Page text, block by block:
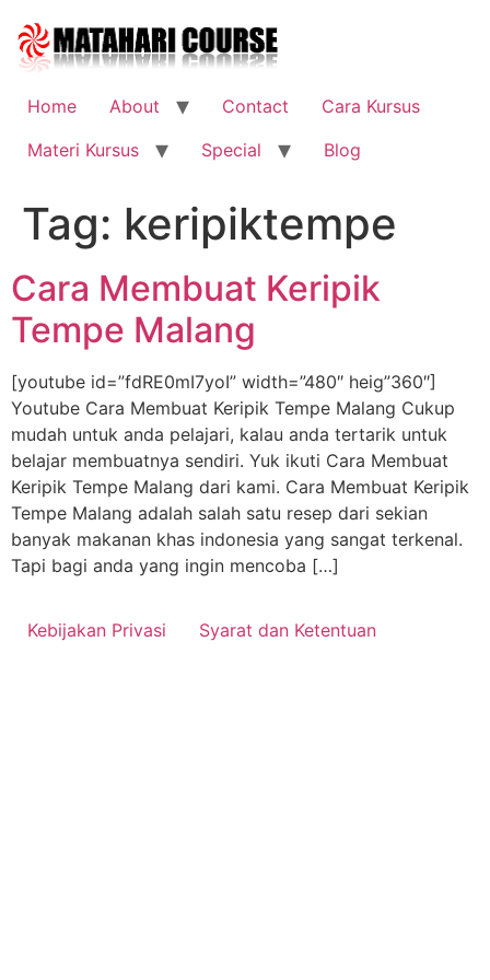
content
Home
About Contact
Cara Kursus
Materi Kursus
Special Blog
Tag: keripiktempe
Cara Membuat Keripik
Tempe Malang
[youtube id=”fdRE0mI7yoI” width=”480″ heig”360″]
Youtube Cara Membuat Keripik Tempe Malang Cukup
mudah untuk anda pelajari, kalau anda tertarik untuk
belajar membuatnya sendiri. Yuk ikuti Cara Membuat
Keripik Tempe Malang dari kami. Cara Membuat Keripik
Tempe Malang adalah salah satu resep dari sekian
banyak makanan khas indonesia yang sangat terkenal.
Tapi bagi anda yang ingin mencoba […]
Kebijakan Privasi Syarat dan Ketentuan